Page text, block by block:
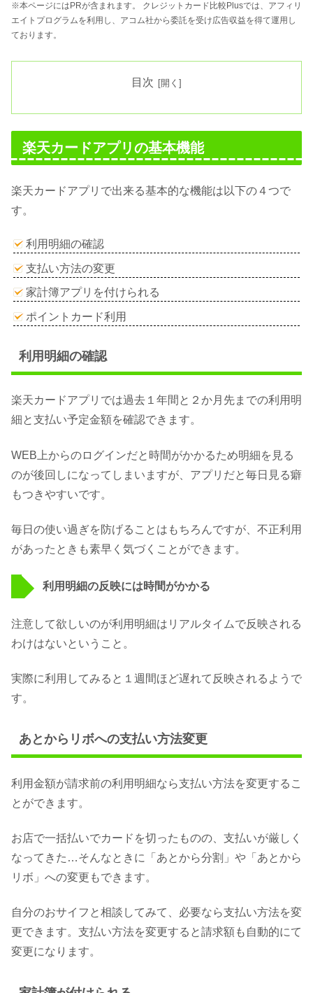
※本ページにはPRが含まれます。 クレジットカード比較Plusでは、アフィリ
エイトプログラムを利用し、アコム社から委託を受け広告収益を得て運用し
ております。
目次
楽天カードアプリの基本機能
楽天カードアプリで出来る基本的な機能は以下の４つで
す。
利用明細の確認
支払い方法の変更
家計簿アプリを付けられる
ポイントカード利用
利用明細の確認
楽天カードアプリでは過去１年間と２か月先までの利用明
細と支払い予定金額を確認できます。
WEB上からのログインだと時間がかかるため明細を見る
のが後回しになってしまいますが、アプリだと毎日見る癖
もつきやすいです。
毎日の使い過ぎを防げることはもちろんですが、不正利用
があったときも素早く気づくことができます。
利用明細の反映には時間がかかる
注意して欲しいのが利用明細はリアルタイムで反映される
わけはないということ。
実際に利用してみると１週間ほど遅れて反映されるようで
す。
あとからリボへの支払い方法変更
利用金額が請求前の利用明細なら支払い方法を変更するこ
とができます。
お店で一括払いでカードを切ったものの、支払いが厳しく
なってきた…そんなときに「あとから分割」や「あとから
リボ」への変更もできます。
自分のおサイフと相談してみて、必要なら支払い方法を変
更できます。支払い方法を変更すると請求額も自動的にて
変更になります。